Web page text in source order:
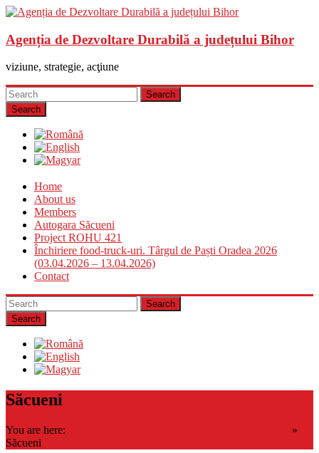
Agenția de Dezvoltare Durabilă a județului Bihor
viziune, strategie, acţiune
Search
Home
About us
Members
Autogara Săcueni
Project ROHU 421
Închiriere food-truck-uri. Târgul de Paști Oradea 2026
(03.04.2026 – 13.04.2026)
Contact
Search
Săcueni
You are here:
»
Săcueni